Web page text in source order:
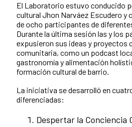
El Laboratorio estuvo conducido
cultural Jhon Narváez Escudero y
de ocho participantes de
Durante la última sesión las y los
expusieron sus ideas y proyectos
comunitaria, como un podcast
gastronomía y alimentación
formación cultural de barrio.
La iniciativa se desarrolló en
diferenciadas:
Despertar la Conciencia